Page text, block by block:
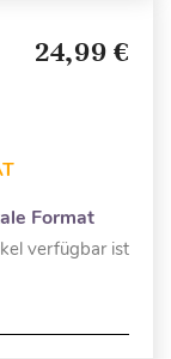
24,99 €
Format
verfügbar ist